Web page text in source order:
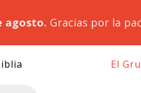
agosto. Gracias por la
El